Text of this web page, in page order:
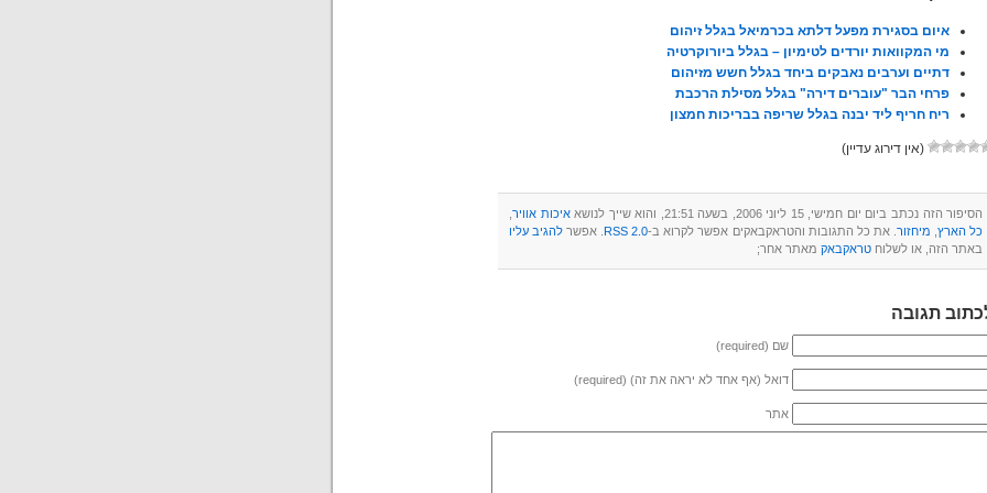
איום בסגירת מפעל דלתא בכרמיאל בגלל זיהום
מי המקוואות יורדים לטימיון – בגלל ביורוקרטיה
דתיים וערבים נאבקים ביחד בגלל חשש מזיהום
פרחי הבר "עוברים דירה" בגלל מסילת הרכבת
ריח חריף ליד יבנה בגלל שריפה בבריכות חמצון
(אין דירוג עדיין)
הסיפור הזה נכתב ביום יום חמישי, 15 ליוני 2006, בשעה 21:51, והוא שייך לנושא איכות אוויר
כל הארץ מיחזור . את כל התגובות והטראקבאקים אפשר לקרוא ב-RSS 2.0‏. אפשר להגיב עליו
באתר הזה, או לשלוח טראקבאק מאתר אחר;
תגובה
שם (required)
דואל (אף אחד לא יראה את זה) (required)
אתר